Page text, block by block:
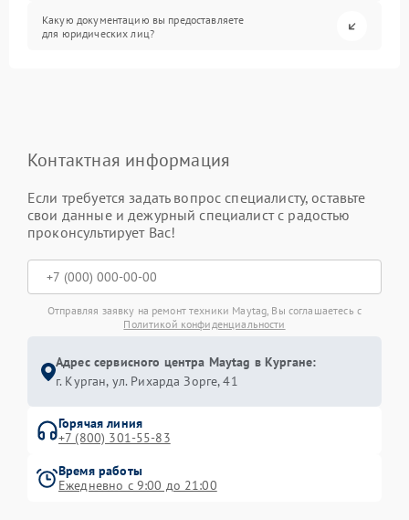
Какую документацию вы предоставляете
для юридических лиц?
Контактная информация
Если требуется задать вопрос специалисту, оставьте
свои данные и дежурный специалист с радостью
проконсультирует Вас!
Отправляя заявку на ремонт техники Maytag, Вы соглашаетесь с
Политикой конфиденциальности
Адрес сервисного центра Maytag в Кургане:
г. Курган, ул. Рихарда Зорге, 41
Горячая линия
+7 (800) 301-55-83
Время работы
Ежедневно с 9:00 до 21:00